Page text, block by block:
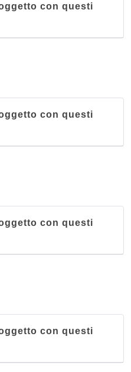
con questi
con questi
con questi
con questi